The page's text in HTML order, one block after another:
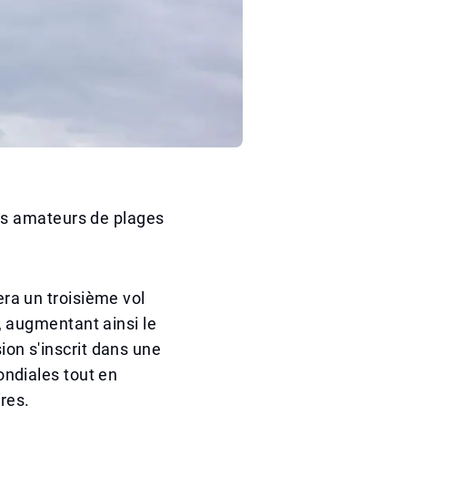
amateurs de plages
un troisième vol
augmentant ainsi le
s'inscrit dans une
tout en